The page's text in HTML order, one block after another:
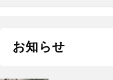
お知らせ